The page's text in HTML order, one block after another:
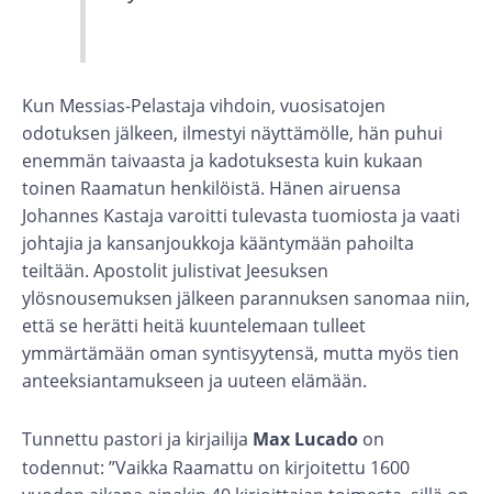
Kun Messias-Pelastaja vihdoin, vuosisatojen
odotuksen jälkeen, ilmestyi näyttämölle, hän puhui
enemmän taivaasta ja kadotuksesta kuin kukaan
toinen Raamatun henkilöistä. Hänen airuensa
Johannes Kastaja varoitti tulevasta tuomiosta ja vaati
johtajia ja kansanjoukkoja kääntymään pahoilta
teiltään. Apostolit julistivat Jeesuksen
ylösnousemuksen jälkeen parannuksen sanomaa niin,
että se herätti heitä kuuntelemaan tulleet
ymmärtämään oman syntisyytensä, mutta myös tien
anteeksiantamukseen ja uuteen elämään.
Tunnettu pastori ja kirjailija Max Lucado on
todennut: ”Vaikka Raamattu on kirjoitettu 1600